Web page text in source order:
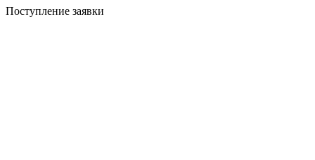
Поступление заявки